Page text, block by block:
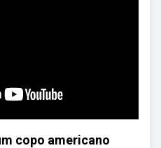
copo americano